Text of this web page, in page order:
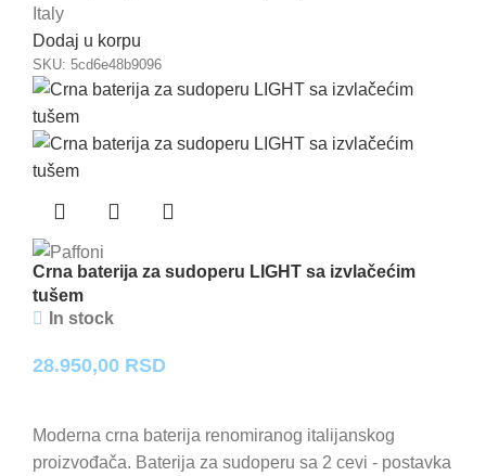
Italy
Dodaj u korpu
SKU: 5cd6e48b9096
Crna baterija za sudoperu LIGHT sa izvlačećim
tušem
In stock
28.950,00 RSD
Moderna crna baterija renomiranog italijanskog
proizvođača. Baterija za sudoperu sa 2 cevi - postavka